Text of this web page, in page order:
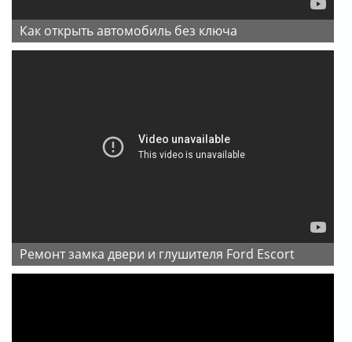
как открыть автомобиль без ключа
Ремонт замка двери и глушителя Ford Escort